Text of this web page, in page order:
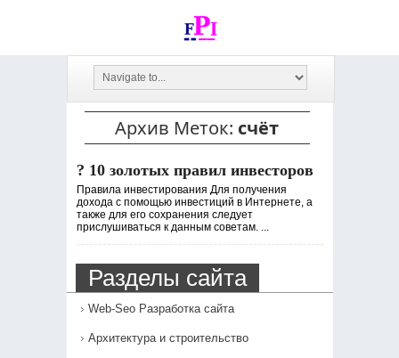
Архив Меток: счёт
? 10 золотых правил инвесторов
Правила инвестирования Для получения
дохода с помощью инвестиций в Интернете, а
также для его сохранения следует
прислушиваться к данным советам. ...
Разделы сайта
Web-Seo Разработка сайта
Архитектура и строительство